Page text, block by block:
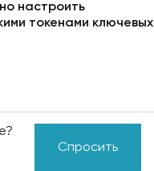
настроить
токенами ключевых
Спросить